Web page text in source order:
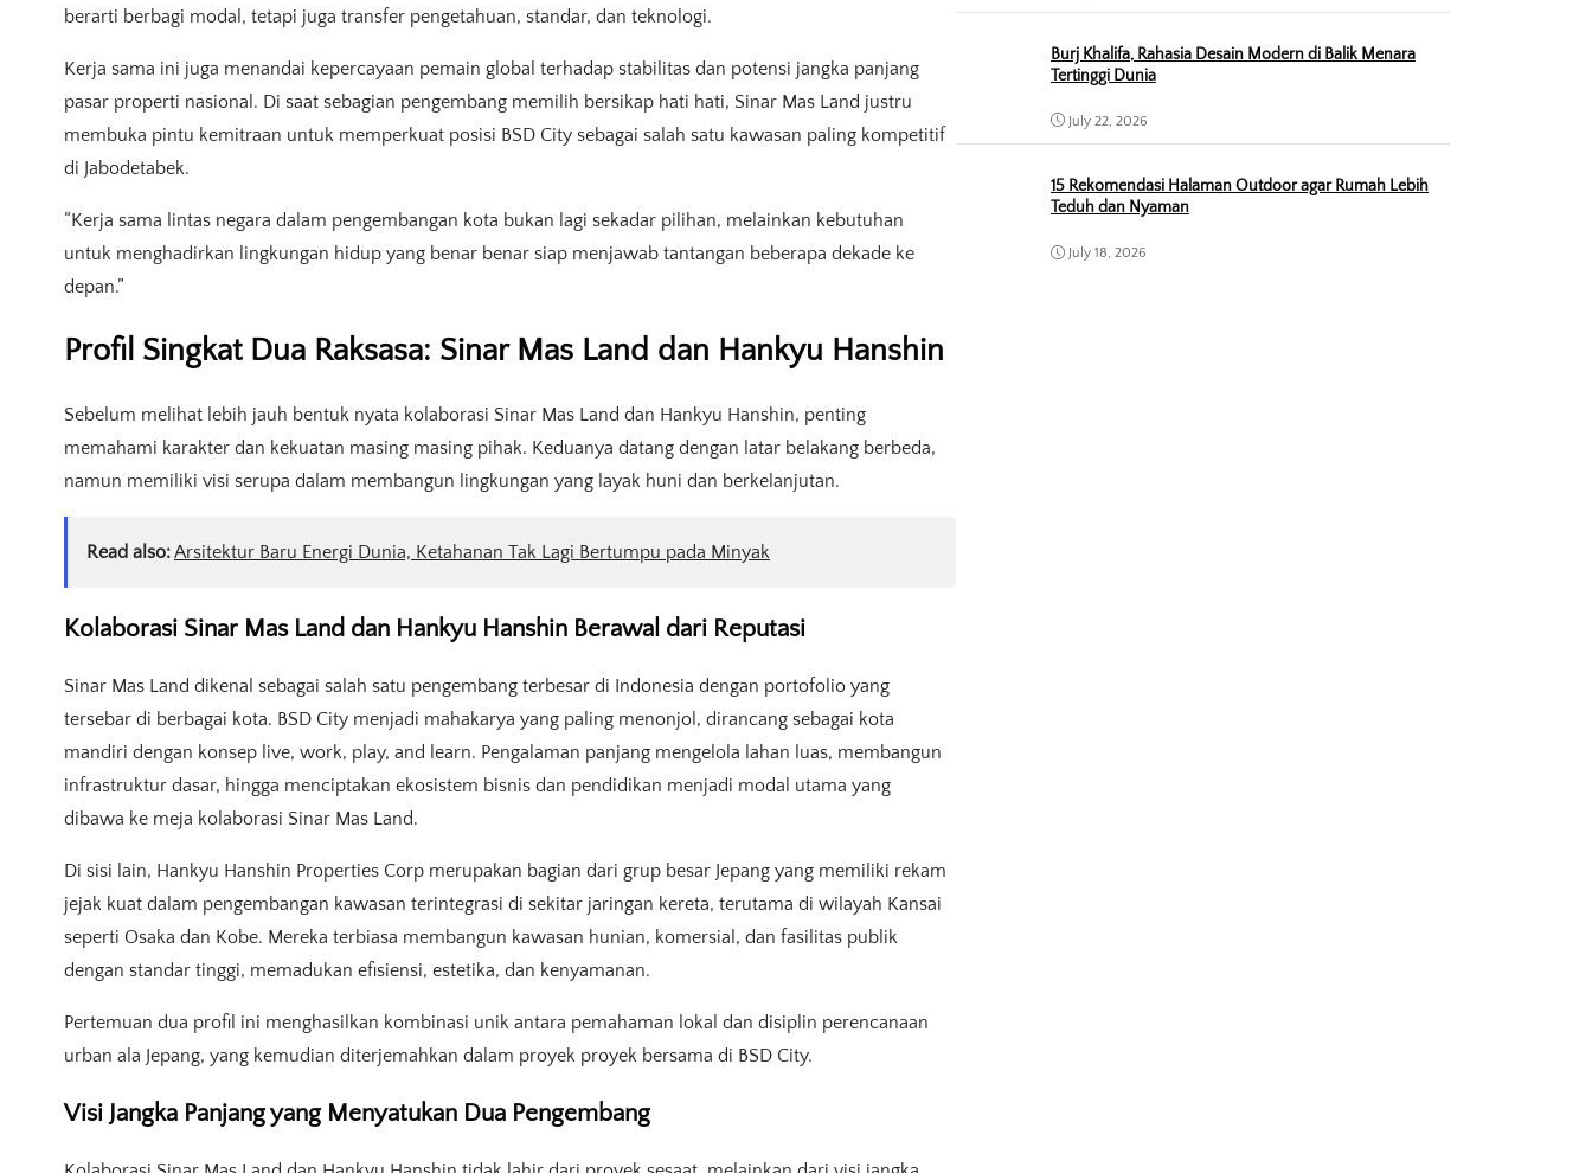
berarti berbagi modal, tetapi juga transfer pengetahuan, standar, dan teknologi.
Kerja sama ini juga menandai kepercayaan pemain global terhadap stabilitas dan potensi jangka panjang
pasar properti nasional. Di saat sebagian pengembang memilih bersikap hati hati, Sinar Mas Land justru
membuka pintu kemitraan untuk memperkuat posisi BSD City sebagai salah satu kawasan paling kompetitif
di Jabodetabek.
“Kerja sama lintas negara dalam pengembangan kota bukan lagi sekadar pilihan, melainkan kebutuhan
untuk menghadirkan lingkungan hidup yang benar benar siap menjawab tantangan beberapa dekade ke
depan.”
Profil Singkat Dua Raksasa: Sinar Mas Land dan Hankyu Hanshin
Sebelum melihat lebih jauh bentuk nyata kolaborasi Sinar Mas Land dan Hankyu Hanshin, penting
memahami karakter dan kekuatan masing masing pihak. Keduanya datang dengan latar belakang berbeda,
namun memiliki visi serupa dalam membangun lingkungan yang layak huni dan berkelanjutan.
Read also:Arsitektur Baru Energi Dunia, Ketahanan Tak Lagi Bertumpu pada Minyak
Kolaborasi Sinar Mas Land dan Hankyu Hanshin Berawal dari Reputasi
Sinar Mas Land dikenal sebagai salah satu pengembang terbesar di Indonesia dengan portofolio yang
tersebar di berbagai kota. BSD City menjadi mahakarya yang paling menonjol, dirancang sebagai kota
mandiri dengan konsep live, work, play, and learn. Pengalaman panjang mengelola lahan luas, membangun
infrastruktur dasar, hingga menciptakan ekosistem bisnis dan pendidikan menjadi modal utama yang
dibawa ke meja kolaborasi Sinar Mas Land.
Di sisi lain, Hankyu Hanshin Properties Corp merupakan bagian dari grup besar Jepang yang memiliki rekam
jejak kuat dalam pengembangan kawasan terintegrasi di sekitar jaringan kereta, terutama di wilayah Kansai
seperti Osaka dan Kobe. Mereka terbiasa membangun kawasan hunian, komersial, dan fasilitas publik
dengan standar tinggi, memadukan efisiensi, estetika, dan kenyamanan.
Pertemuan dua profil ini menghasilkan kombinasi unik antara pemahaman lokal dan disiplin perencanaan
urban ala Jepang, yang kemudian diterjemahkan dalam proyek proyek bersama di BSD City.
Visi Jangka Panjang yang Menyatukan Dua Pengembang
Burj Khalifa, Rahasia Desain Modern di Balik Menara
Tertinggi Dunia
July 22, 2026
15 Rekomendasi Halaman Outdoor agar Rumah Lebih
Teduh dan Nyaman
July 18, 2026